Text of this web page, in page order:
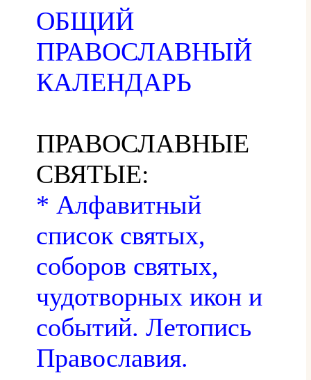
ОБЩИЙ
ПРАВОСЛАВНЫЙ
КАЛЕНДАРЬ
ПРАВОСЛАВНЫЕ
СВЯТЫЕ:
* Алфавитный
список святых,
соборов святых,
чудотворных икон и
событий. Летопись
Православия.